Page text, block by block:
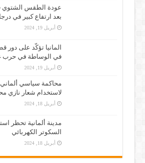
عودة الطقس الشتوي
بعد ارتفاع كبير في
أبريل 19, 2024
المانيا تؤكّد على دور
في الوساطة في حرب
أبريل 19, 2024
محاكمة سياسي ألماني
لاستخدام شعار نازي
أبريل 18, 2024
مدينة ألمانية تحظر
السكوتر الكهربائي
أبريل 18, 2024